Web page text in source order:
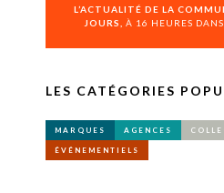
L’ACTUALITÉ DE LA
JOURS,
À 16 HEURES
LES CATÉGORIES
MARQUES AGENCES
ÉVÉNEMENTIELS